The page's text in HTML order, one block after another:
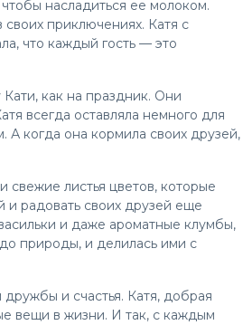
насладиться ее молоком.
приключениях. Катя с
что каждый гость — это
как на праздник. Они
всегда оставляла немного для
А когда она кормила своих друзей,
свежие листья цветов, которые
и радовать своих друзей еще
и даже ароматные клумбы,
природы, и делилась ими с
и счастья. Катя, добрая
вещи в жизни. И так, с каждым